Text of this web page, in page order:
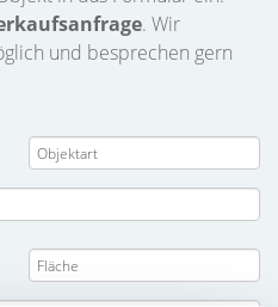
. Wir
und besprechen gern